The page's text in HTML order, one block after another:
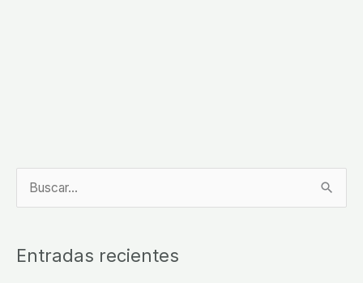
c
Entradas recientes